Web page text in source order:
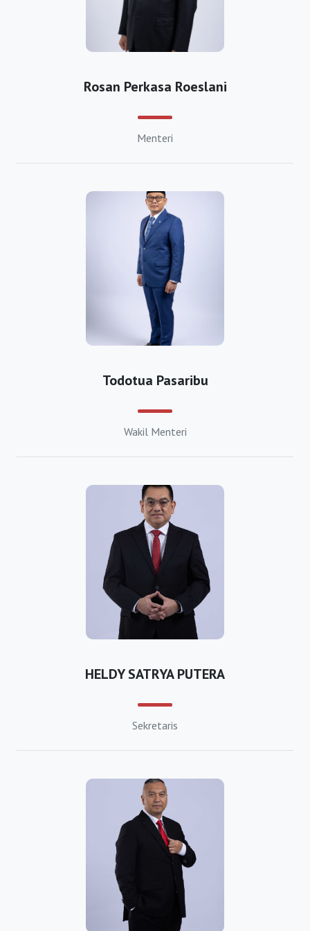
https://bkpmdepok.org
https://bkpmsukabumi.com
https://bkpmtasikmalaya.com
https://bkpmbanyumas.org
https://bkpmbatang.org
https://bkpmblora.org
https://bkpmboyolali.org
https://bkpmbrebes.org
https://bkpmcilacap.org
https://bkpmdemak.org
https://bkpmgrobogan.org
https://bkpmkudus.org
https://bkpmmagelang.org
https://bkpmpati.org
https://bkpmpekalongan.org
https://bkpmpemalang.org
https://bkpmpurworejo.org
https://bkpmrembang.org
https://bkpmkabsemarang.org
https://bkpmsukoharjo.org
https://bkpmkabtegal.org
https://bkpmtemanggung.org
https://bkpmwonogiri.org
https://bkpmwonosobo.org
Rosan Perkasa Roeslani
Menteri
Todotua Pasaribu
Wakil Menteri
HELDY SATRYA PUTERA
Sekretaris